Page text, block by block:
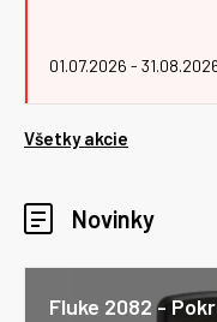
01.07.2026 -
Všetky akcie
Novinky
Fluke 2082 -